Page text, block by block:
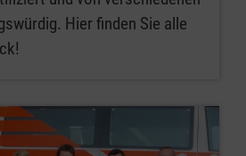
Hier finden Sie alle